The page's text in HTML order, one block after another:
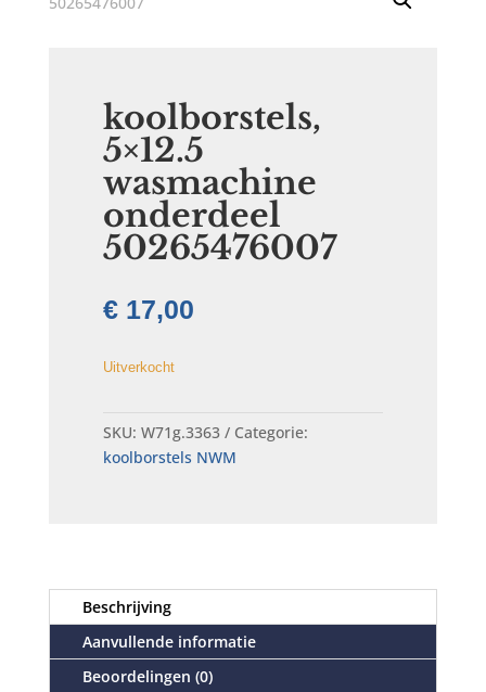
koolborstels,
5×12.5
wasmachine
onderdeel
50265476007
€17,00
Uitverkocht
SKU: W71g.3363
Categorie:
koolborstels NWM
Beschrijving
Aanvullende informatie
Beoordelingen (0)